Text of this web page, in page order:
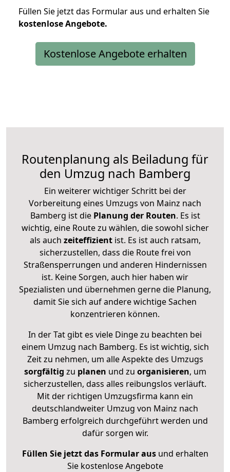
Füllen Sie jetzt das Formular aus und erhalten Sie
kostenloseAngebote.
Kostenlose Angebote erhalten
Routenplanung als Beiladung für
den Umzug nach Bamberg
Ein weiterer wichtiger Schritt bei der
Vorbereitung eines Umzugs von Mainz nach
Bamberg ist diePlanung der Routen. Es ist
wichtig, eine Route zu wählen, die sowohl sicher
als auch zeiteffizientist. Es ist auch ratsam,
sicherzustellen, dass die Route frei von
Straßensperrungen und anderen Hindernissen
ist. Keine Sorgen, auch hier haben wir
Spezialisten und übernehmen gerne die Planung,
damit Sie sich auf andere wichtige Sachen
konzentrieren können.
In der Tat gibt es viele Dinge zu beachten bei
einem Umzug nach Bamberg. Es ist wichtig, sich
Zeit zu nehmen, um alle Aspekte des Umzugs
sorgfältig zu planen und zu organisieren, um
sicherzustellen, dass alles reibungslos verläuft.
Mit der richtigen Umzugsfirma kann ein
deutschlandweiter Umzug von Mainz nach
Bamberg erfolgreich durchgeführt werden und
dafür sorgen wir.
Füllen Sie jetzt das Formular ausund erhalten
Sie kostenlose Angebote